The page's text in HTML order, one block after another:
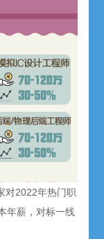
对2022年热门职
年薪，对标一线